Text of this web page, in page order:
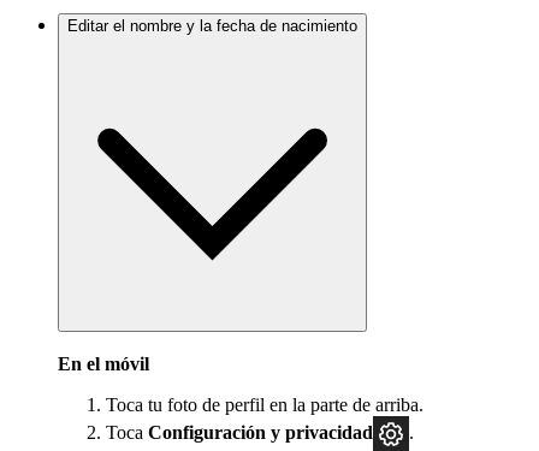
Editar el nombre y la fecha de nacimiento
En el móvil
Toca tu foto de perfil en la parte de arriba.
Toca Configuración y privacidad
.